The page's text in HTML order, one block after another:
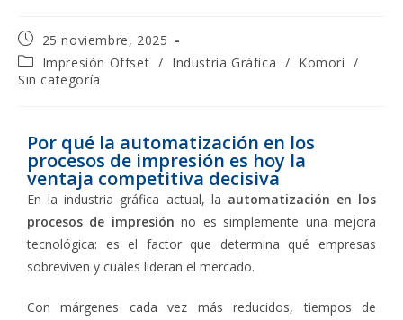
25 noviembre, 2025
Impresión Offset / Industria Gráfica / Komori /
Sin categoría
Por qué la automatización en los
procesos de impresión es hoy la
ventaja competitiva decisiva
En la industria gráfica actual, la automatización en los
procesos de impresión no es simplemente una mejora
tecnológica: es el factor que determina qué empresas
sobreviven y cuáles lideran el mercado.
Con márgenes cada vez más reducidos, tiempos de